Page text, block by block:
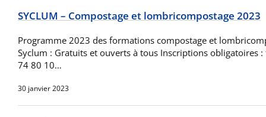
SYCLUM – Compostage et lombricompostage 2023
Programme 2023 des formations compostage et
Syclum : Gratuits et ouverts à tous Inscriptions obligatoires
74 80 10…
30 janvier 2023